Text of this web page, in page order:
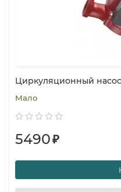
Циркуляционный насос
Мало
5490₽